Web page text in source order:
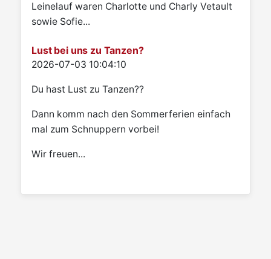
Leinelauf waren Charlotte und Charly Vetault
sowie Sofie...
Lust bei uns zu Tanzen?
Details
2026-07-03 10:04:10
Du hast Lust zu Tanzen??
Dann komm nach den Sommerferien einfach
mal zum Schnuppern vorbei!
Wir freuen...